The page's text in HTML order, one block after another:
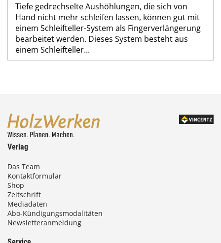
Tiefe gedrechselte Aushöhlungen, die sich von
Hand nicht mehr schleifen lassen, können gut mit
einem Schleifteller-System als Fingerverlängerung
bearbeitet werden. Dieses System besteht aus
einem Schleifteller...
Verlag
Das Team
Kontaktformular
Shop
Zeitschrift
Mediadaten
Abo-Kündigungsmodalitäten
Newsletteranmeldung